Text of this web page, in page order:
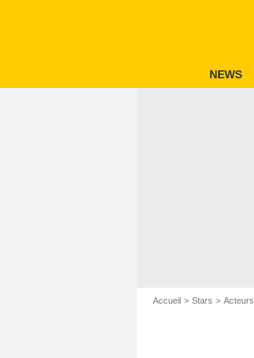
NEWS
Accueil Stars Acteurs